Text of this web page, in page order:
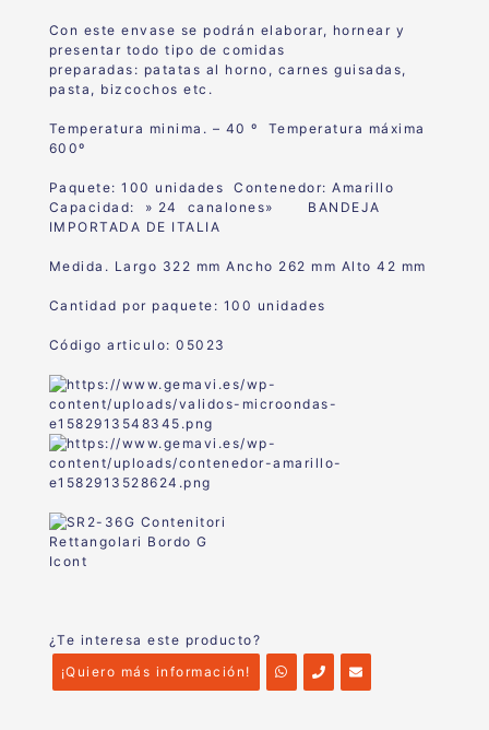
Con este envase se podrán elaborar, hornear y
presentar todo tipo de comidas
preparadas: patatas al horno, carnes guisadas,
pasta, bizcochos etc.
Temperatura minima. – 40 º Temperatura máxima
600º
Paquete: 100 unidades Contenedor: Amarillo
Capacidad: » 24 canalones» BANDEJA
IMPORTADA DE ITALIA
Medida. Largo 322 mm Ancho 262 mm Alto 42 mm
Cantidad por paquete: 100 unidades
Código articulo: 05023
¿Te interesa este producto?
¡Quiero más información!